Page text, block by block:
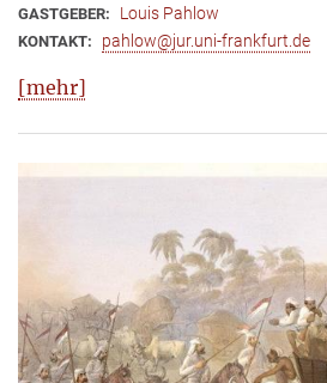
GASTGEBER: Louis Pahlow
KONTAKT: pahlow@jur.uni-frankfurt.de
[mehr]